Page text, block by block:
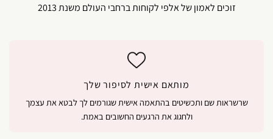
זוכים לאמון של אלפי לקוחות ברחבי העולם משנת 2013
מותאם אישית לסיפור שלך
שרשראות שם ותכשיטים בהתאמה אישית שגורמים לך לבטא את עצמך
ולחגוג את הרגעים החשובים באמת.